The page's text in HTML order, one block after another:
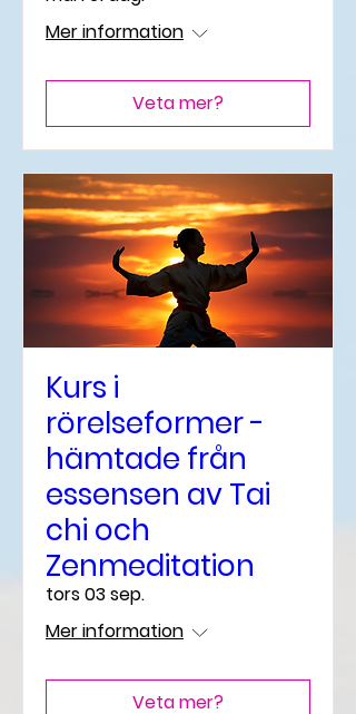
Mer information
Veta mer?
Kurs i
rörelseformer -
hämtade från
essensen av Tai
chi och
Zenmeditation
tors 03 sep.
Mer information
Veta mer?